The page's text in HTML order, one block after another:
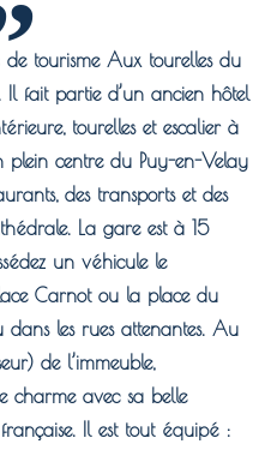
de tourisme Aux tourelles du
Il fait partie d’un ancien hôtel
tourelles et escalier à
plein centre du Puy-en-Velay
des transports et des
La gare est à 15
un véhicule le
Carnot ou la place du
les rues attenantes. Au
de l’immeuble,
charme avec sa belle
Il est tout équipé :